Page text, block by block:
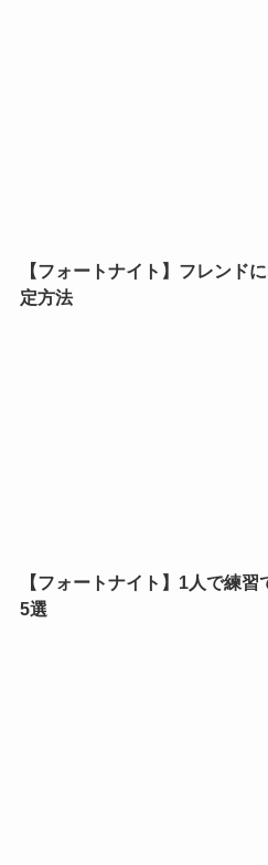
【フォートナイト】フレンド
定方法
【フォートナイト】1人で練
5選